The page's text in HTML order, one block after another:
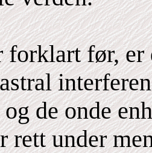
forklart før, er
de onde
rett under